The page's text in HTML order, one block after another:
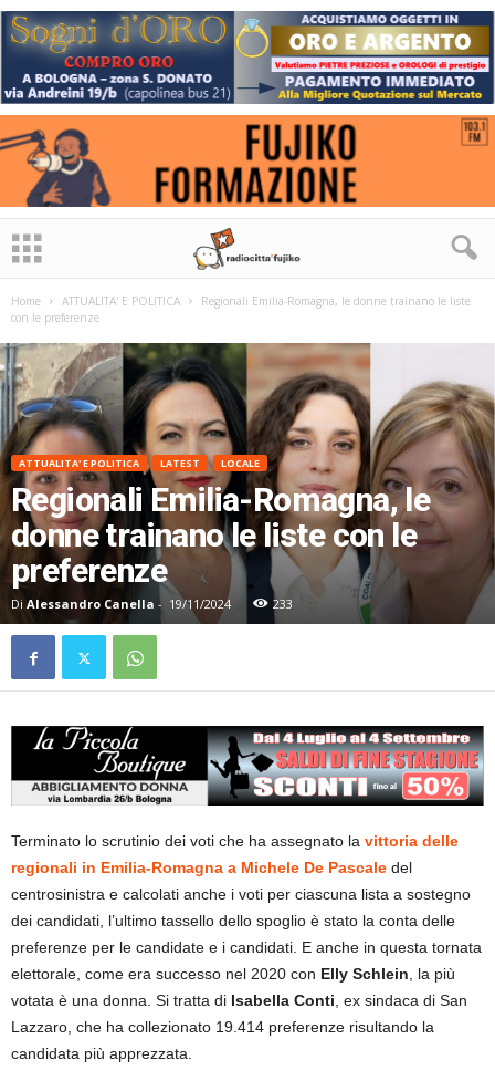
Home ATTUALITA' E POLITICA
Regionali Emilia-Romagna, le donne trainano le liste
con le preferenze
ATTUALITA' E POLITICA LATEST LOCALE
Regionali Emilia-Romagna, le
donne trainano le liste con le
preferenze
Di Alessandro Canella - 19/11/2024 233
Terminato lo scrutinio dei voti che ha assegnato la vittoria delle
regionali in Emilia-Romagna a Michele De Pascale del
centrosinistra e calcolati anche i voti per ciascuna lista a sostegno
dei candidati, l’ultimo tassello dello spoglio è stato la conta delle
preferenze per le candidate e i candidati. E anche in questa tornata
elettorale, come era successo nel 2020 con Elly Schlein, la più
votata è una donna. Si tratta di Isabella Conti, ex sindaca di San
Lazzaro, che ha collezionato 19.414 preferenze risultando la
candidata più apprezzata.